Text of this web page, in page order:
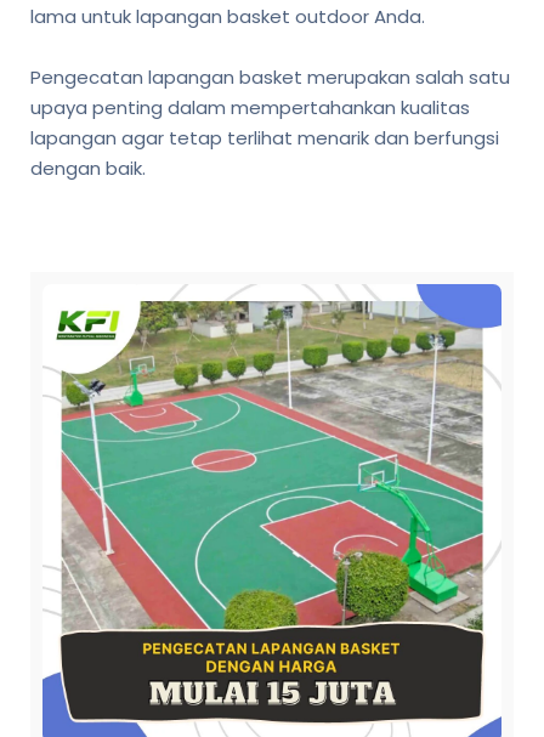
lama untuk lapangan basket outdoor Anda.
Pengecatan lapangan basket merupakan salah satu
upaya penting dalam mempertahankan kualitas
lapangan agar tetap terlihat menarik dan berfungsi
dengan baik.